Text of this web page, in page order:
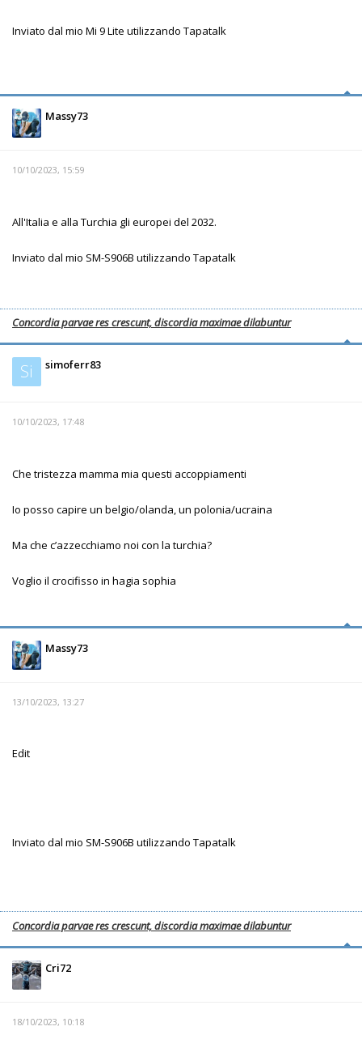
Inviato dal mio Mi 9 Lite utilizzando Tapatalk
Massy73
10/10/2023, 15:59
All'Italia e alla Turchia gli europei del 2032.
Inviato dal mio SM-S906B utilizzando Tapatalk
Concordia parvae res crescunt, discordia maximae dilabuntur
Si simoferr83
10/10/2023, 17:48
Che tristezza mamma mia questi accoppiamenti
Io posso capire un belgio/olanda, un polonia/ucraina
Ma che c’azzecchiamo noi con la turchia?
Voglio il crocifisso in hagia sophia
Massy73
13/10/2023, 13:27
Edit
Inviato dal mio SM-S906B utilizzando Tapatalk
Concordia parvae res crescunt, discordia maximae dilabuntur
Cri72
18/10/2023, 10:18